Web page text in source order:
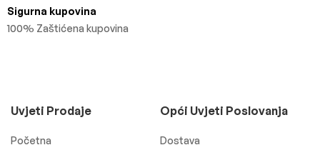
Sigurna kupovina
100% Zaštićena kupovina
Uvjeti Prodaje
Početna
Opći Uvjeti Poslovanja
Dostava